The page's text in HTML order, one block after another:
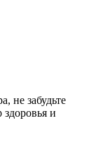
не забудьте
здоровья и